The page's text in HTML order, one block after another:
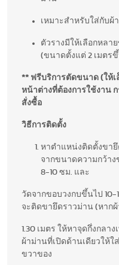
เหมาะสำหรับใส่กับผ้
ตัวรางมีให้เลือกหลา
(ขนาดตั้งแต่ 2 เมตร
** ฟรีบริการตัดขนาด (ให้เ
หน้าต่างที่ต้องการใช้งาน
สั่งซื้อ
วิธีการติดตั้ง
หาตำแหน่งติดตั้งขา
จากขนาดความกว้า
8-10 ซม. และ
วัดจากขอบวงกบขึ้นไป
จะติดขายึดราวม่าน (หาก
1.30 เมตร ให้หาจุดกึ่งกลา
ผ้าม่านที่เปิดด้านเดียวให้
ขวาของ